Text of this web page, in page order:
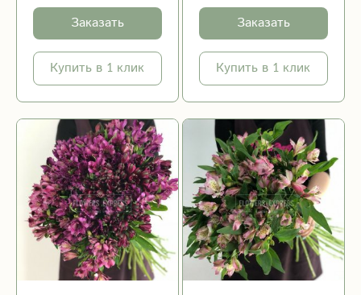
Заказать
Купить в 1 клик
Заказать
Купить в 1 клик